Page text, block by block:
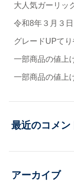
大人気ガーリッ
令和8年３月３
グレードUPて
一部商品の値上
一部商品の値上
最近のコメン
アーカイブ